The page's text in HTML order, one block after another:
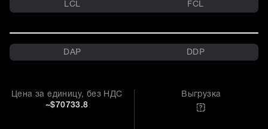
LCL FCL
DAP DDP
Цена за единицу, без НДС
~$70733.8
Выгрузка